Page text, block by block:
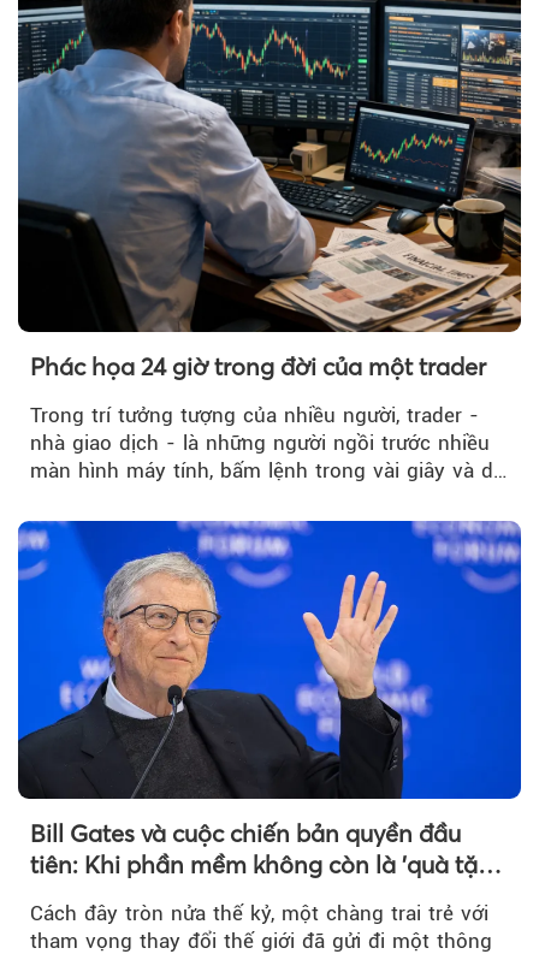
Phác họa 24 giờ trong đời của một trader
Trong trí tưởng tượng của nhiều người, trader -
nhà giao dịch - là những người ngồi trước nhiều
màn hình máy tính, bấm lệnh trong vài giây và dễ
Bill Gates và cuộc chiến bản quyền đầu
tiên: Khi phần mềm không còn là 'quà tặng
Cách đây tròn nửa thế kỷ, một chàng trai trẻ với
tham vọng thay đổi thế giới đã gửi đi một thông